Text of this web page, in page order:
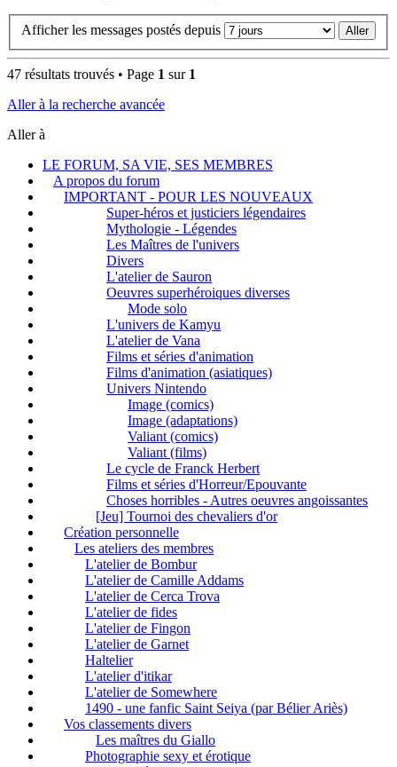
Afficher les messages postés depuis
47 résultats trouvés • Page 1 sur 1
Aller à la recherche avancée
Aller à
LE FORUM, SA VIE, SES MEMBRES
A propos du forum
IMPORTANT - POUR LES NOUVEAUX
Super-héros et justiciers légendaires
Mythologie - Légendes
Les Maîtres de l'univers
Divers
L'atelier de Sauron
Oeuvres superhéroiques diverses
Mode solo
L'univers de Kamyu
L'atelier de Vana
Films et séries d'animation
Films d'animation (asiatiques)
Univers Nintendo
Image (comics)
Image (adaptations)
Valiant (comics)
Valiant (films)
Le cycle de Franck Herbert
Films et séries d'Horreur/Epouvante
Choses horribles - Autres oeuvres angoissantes
[Jeu] Tournoi des chevaliers d'or
Création personnelle
Les ateliers des membres
L'atelier de Bombur
L'atelier de Camille Addams
L'atelier de Cerca Trova
L'atelier de fides
L'atelier de Fingon
L'atelier de Garnet
Haltelier
L'atelier d'itikar
L'atelier de Somewhere
1490 - une fanfic Saint Seiya (par Bélier Ariès)
Vos classements divers
Les maîtres du Giallo
Photographie sexy et érotique